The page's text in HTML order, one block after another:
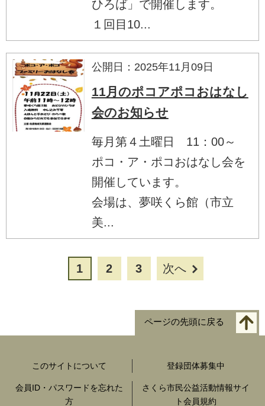
ひろば」で開催します。
１回目10...
公開日：2025年11月09日
11月のポコアポコおはなし
会のお知らせ
毎月第４土曜日 11：00～
ポコ・ア・ポコおはなし会を
開催しています。
会場は、夢咲くら館（市立
美...
1 2 3 次へ
ページの先頭に戻る
このサイトについて 登録団体募集中
会員ID・パスワードを忘れた
方
さくら市民公益活動情報サイ
ト会員規約